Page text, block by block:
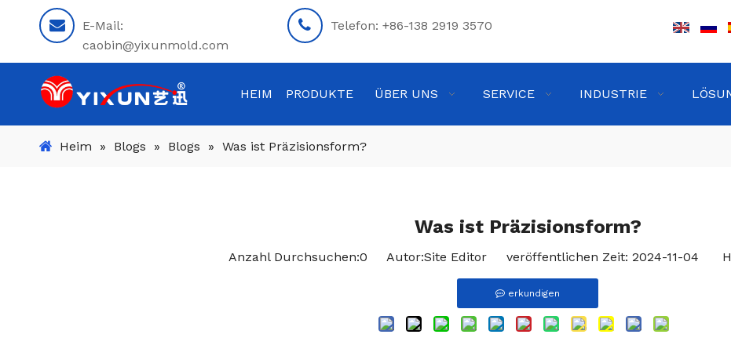
E-Mail:
caobin@yixunmold.com
Telefon: +86-138 2919 3570
HEIM PRODUKTE ÜBER UNS SERVICE INDUSTRIE
Heim » Blogs » Blogs » Was ist Präzisionsform?
Was ist Präzisionsform?
Anzahl Durchsuchen:0 Autor:Site Editor veröffentlichen Zeit: 2024-11-04
erkundigen